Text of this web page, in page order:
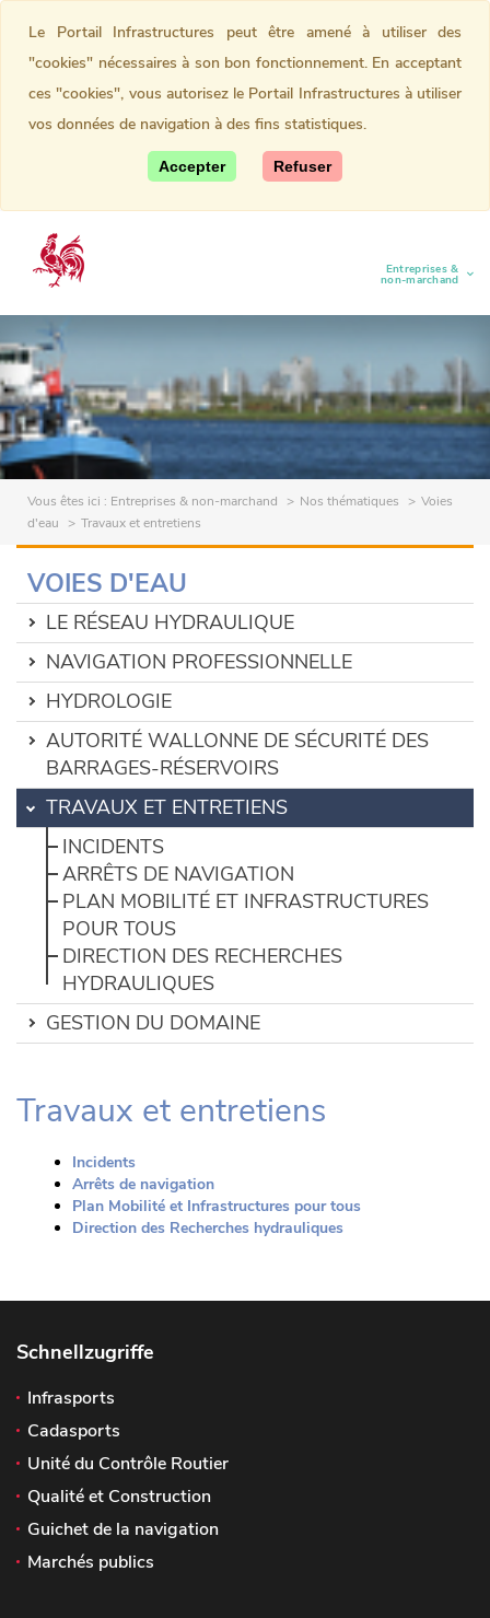
Entreprises &
non-marchand
(current)
Vous êtes ici : Entreprises & non-marchand Nos thématiques
Voies
d'eau
Travaux et entretiens
VOIES D'EAU
LE RÉSEAU HYDRAULIQUE
NAVIGATION PROFESSIONNELLE
HYDROLOGIE
AUTORITÉ WALLONNE DE SÉCURITÉ DES
BARRAGES-RÉSERVOIRS
TRAVAUX ET ENTRETIENS
INCIDENTS
ARRÊTS DE NAVIGATION
PLAN MOBILITÉ ET INFRASTRUCTURES
POUR TOUS
DIRECTION DES RECHERCHES
HYDRAULIQUES
GESTION DU DOMAINE
Travaux et entretiens
Incidents
Arrêts de navigation
Plan Mobilité et Infrastructures pour tous
Direction des Recherches hydrauliques
Schnellzugriffe
Infrasports
Cadasports
Unité du Contrôle Routier
Qualité et Construction
Guichet de la navigation
Marchés publics
Le Portail Infrastructures peut être amené à utiliser des
"cookies" nécessaires à son bon fonctionnement. En acceptant
ces "cookies", vous autorisez le Portail Infrastructures à utiliser
vos données de navigation à des fins statistiques.
Accepter Refuser